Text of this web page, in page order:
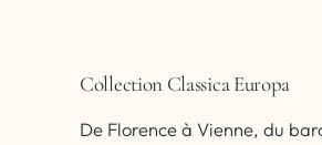
Collection Classica Europa
De Florence à Vienne, du